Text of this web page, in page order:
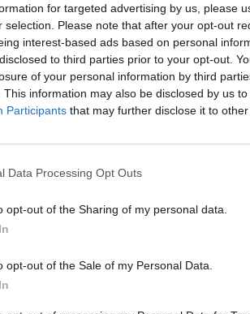
for targeted advertising by us, please
selection. Please note that after your opt-out
interest-based ads based on personal
to third parties prior to your opt-out.
of your personal information by third
This information may also be disclosed by us
Participants that may further disclose it to other
Data Processing Opt Outs
opt-out of the Sharing of my personal data.
opt-out of the Sale of my Personal Data.
síntomas de la endometriosis, que te